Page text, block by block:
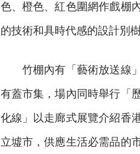
色、橙色、紅色圍網作戲棚
的技術和具時代感的設計別樹
竹棚內有「藝術放送線」
有蓋市集，場內同時舉行「
化線」以走廊式展覽介紹香
立墟市，供應生活必需品的